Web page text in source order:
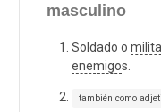
masculino
Soldado o
enemigos.
también como